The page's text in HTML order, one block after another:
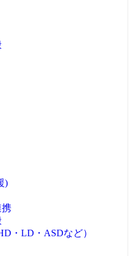
)
携
・LD・ASDなど）